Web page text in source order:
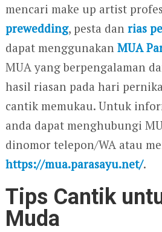
mencari make up artist
prewedding, pesta dan rias
dapat menggunakan MUA
MUA yang berpengalaman
hasil riasan pada hari
cantik memukau. Untuk
anda dapat menghubungi
dinomor telepon/WA atau
https://mua.parasayu.net/.
Tips Cantik
Muda